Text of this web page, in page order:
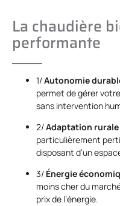
La chaudière
performante
1/Autonomie
permet de gérer
sans intervention
2/Adaptation rurale
particulièrement
disposant d’un
3/ Énergie
moins cher du
prix de l’énergie.